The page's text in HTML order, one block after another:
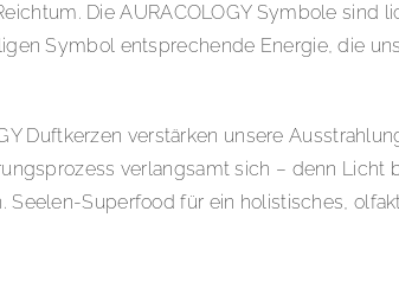
Die AURACOLOGY Symbole
Symbol entsprechende Energie, die
Duftkerzen verstärken unsere
verlangsamt sich – denn
Superfood für ein holistisches,